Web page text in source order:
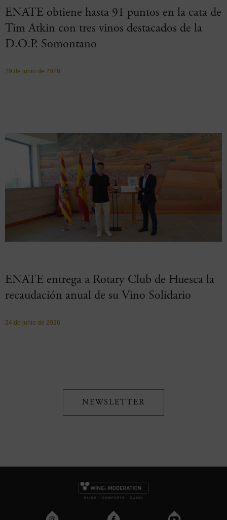
ENATE obtiene hasta 91 puntos en la cata de
Tim Atkin con tres vinos destacados de la
D.O.P. Somontano
29 de junio de 2026
ENATE entrega a Rotary Club de Huesca la
recaudación anual de su Vino Solidario
24 de junio de 2026
NEWSLETTER